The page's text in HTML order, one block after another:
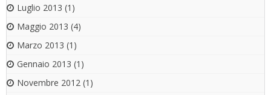
Luglio 2013 (1)
Maggio 2013 (4)
Marzo 2013 (1)
Gennaio 2013 (1)
Novembre 2012 (1)